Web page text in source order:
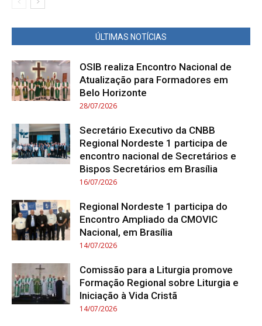
ÚLTIMAS NOTÍCIAS
OSIB realiza Encontro Nacional de
Atualização para Formadores em
Belo Horizonte
28/07/2026
Secretário Executivo da CNBB
Regional Nordeste 1 participa de
encontro nacional de Secretários e
Bispos Secretários em Brasília
16/07/2026
Regional Nordeste 1 participa do
Encontro Ampliado da CMOVIC
Nacional, em Brasília
14/07/2026
Comissão para a Liturgia promove
Formação Regional sobre Liturgia e
Iniciação à Vida Cristã
14/07/2026